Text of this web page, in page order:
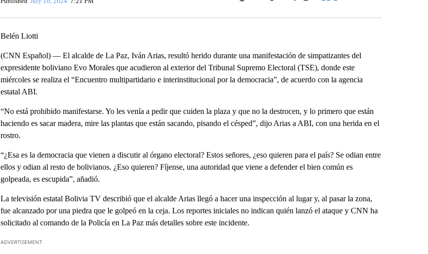
Facebook
Belén Liotti
(CNN Español) — El alcalde de La Paz, Iván Arias, resultó herido durante una manifestación de simpatizantes del
expresidente boliviano Evo Morales que acudieron al exterior del Tribunal Supremo Electoral (TSE), donde este
miércoles se realiza el “Encuentro multipartidario e interinstitucional por la democracia”, de acuerdo con la agencia
estatal ABI.
“No está prohibido manifestarse. Yo les venía a pedir que cuiden la plaza y que no la destrocen, y lo primero que están
haciendo es sacar madera, mire las plantas que están sacando, pisando el césped”, dijo Arias a ABI, con una herida en el
rostro.
“¿Esa es la democracia que vienen a discutir al órgano electoral? Estos señores, ¿eso quieren para el país? Se odian entre
ellos y odian al resto de bolivianos. ¿Eso quieren? Fíjense, una autoridad que viene a defender el bien común es
golpeada, es escupida”, añadió.
La televisión estatal Bolivia TV describió que el alcalde Arias llegó a hacer una inspección al lugar y, al pasar la zona,
fue alcanzado por una piedra que le golpeó en la ceja. Los reportes iniciales no indican quién lanzó el ataque y CNN ha
solicitado al comando de la Policía en La Paz más detalles sobre este incidente.
ADVERTISEMENT